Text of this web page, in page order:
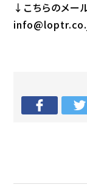
↓こちらのメー